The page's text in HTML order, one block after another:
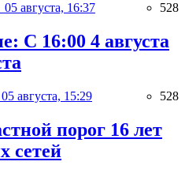
05 августа, 16:37 528
С 16:00 4 августа
05 августа, 15:29 528
порог 16 лет
сетей